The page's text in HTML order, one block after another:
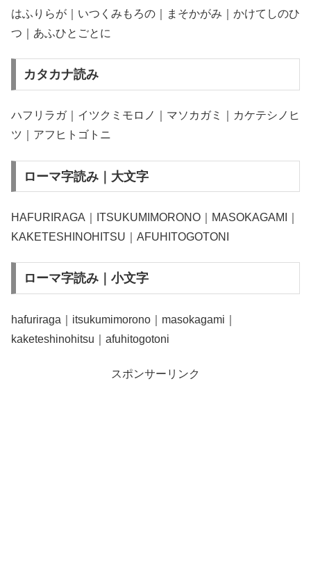
はふりらが｜いつくみもろの｜まそかがみ｜かけてしのひ
つ｜あふひとごとに
カタカナ読み
ハフリラガ｜イツクミモロノ｜マソカガミ｜カケテシノヒ
ツ｜アフヒトゴトニ
ローマ字読み｜大文字
HAFURIRAGA｜ITSUKUMIMORONO｜MASOKAGAMI｜
KAKETESHINOHITSU｜AFUHITOGOTONI
ローマ字読み｜小文字
hafuriraga｜itsukumimorono｜masokagami｜
kaketeshinohitsu｜afuhitogotoni
スポンサーリンク